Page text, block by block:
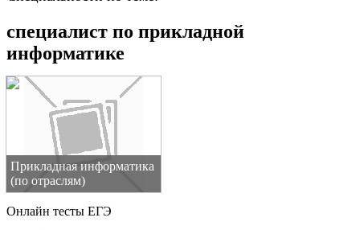
специалист по прикладной
информатике
Прикладная информатика
(по отраслям)
Онлайн тесты ЕГЭ